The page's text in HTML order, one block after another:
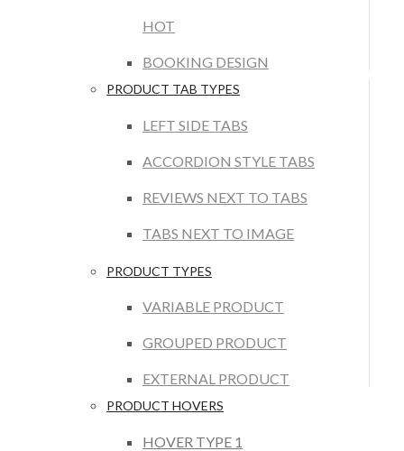
HOT
BOOKING DESIGN
PRODUCT TAB TYPES
LEFT SIDE TABS
ACCORDION STYLE TABS
REVIEWS NEXT TO TABS
TABS NEXT TO IMAGE
PRODUCT TYPES
VARIABLE PRODUCT
GROUPED PRODUCT
EXTERNAL PRODUCT
PRODUCT HOVERS
HOVER TYPE 1